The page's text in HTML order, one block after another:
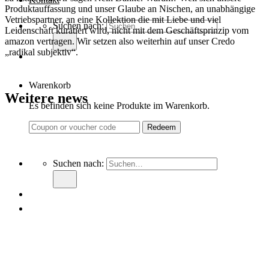
Suchen nach:
Warenkorb
Es befinden sich keine Produkte im Warenkorb.
Suchen nach:
Produktauffassung und unser Glaube an Nischen, an unabhängige
Vetriebspartner, an eine Kollektion die mit Liebe und viel
Leidenschaft kuratiert wird, nicht mit dem Geschäftsprinzip vom
amazon vertragen. Wir setzen also weiterhin auf unser Credo
„radikal subjektiv“.
Weitere news